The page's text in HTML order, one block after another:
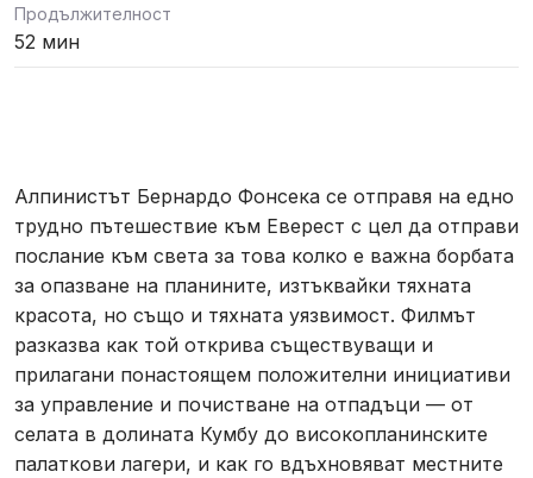
Продължителност
52 мин
Алпинистът Бернардо Фонсека се отправя на едно
трудно пътешествие към Еверест с цел да отправи
послание към света за това колко е важна борбата
за опазване на планините, изтъквайки тяхната
красота, но също и тяхната уязвимост. Филмът
разказва как той открива съществуващи и
прилагани понастоящем положителни инициативи
за управление и почистване на отпадъци — от
селата в долината Кумбу до високопланинските
палаткови лагери, и как го вдъхновяват местните